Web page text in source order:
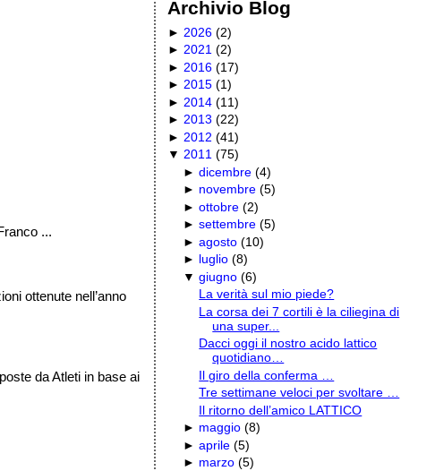
...
ottenute nell’anno
da Atleti in base ai
Archivio Blog
► 2026 (2)
►2021 (2)
► 2016 (17)
►2015 (1)
► 2014 (11)
►2013 (22)
► 2012 (41)
▼2011 (75)
►dicembre (4)
► novembre (5)
►ottobre (2)
►settembre (5)
►agosto (10)
► luglio (8)
▼giugno (6)
La verità sul mio piede?
La corsa dei 7 cortili è la ciliegina di
una super...
Dacci oggi il nostro acido lattico
quotidiano…
Il giro della conferma …
Tre settimane veloci per svoltare …
Il ritorno dell’amico LATTICO
► maggio (8)
►aprile (5)
► marzo (5)